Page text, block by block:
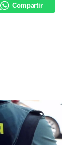
Compartir